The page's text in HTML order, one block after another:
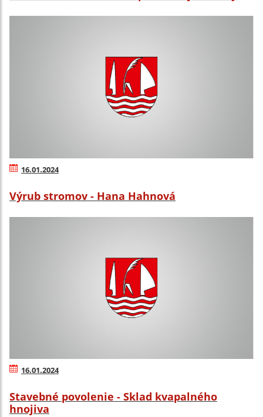
16.01.2024
Výrub stromov - Hana Hahnová
16.01.2024
Stavebné povolenie - Sklad kvapalného
hnojiva